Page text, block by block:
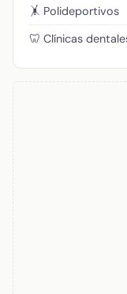
🤸 Polideportivos
🦷 Clínicas